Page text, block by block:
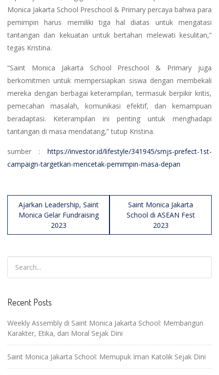
Monica Jakarta School Preschool & Primary percaya bahwa para
pemimpin harus memiliki tiga hal diatas untuk mengatasi
tantangan dan kekuatan untuk bertahan melewati kesulitan,”
tegas Kristina.
“Saint Monica Jakarta School Preschool & Primary juga
berkomitmen untuk mempersiapkan siswa dengan membekali
mereka dengan berbagai keterampilan, termasuk berpikir kritis,
pemecahan masalah, komunikasi efektif, dan kemampuan
beradaptasi. Keterampilan ini penting untuk menghadapi
tantangan di masa mendatang,” tutup Kristina.
sumber : https://investor.id/lifestyle/341945/smjs-prefect-1st-
campaign-targetkan-mencetak-pemimpin-masa-depan
Post
navigation
Ajarkan Leadership, Saint
Monica Gelar Fundraising
2023
Saint Monica Jakarta
School di ASEAN Fest
2023
Recent Posts
Weekly Assembly di Saint Monica Jakarta School: Membangun
Karakter, Etika, dan Moral Sejak Dini
Saint Monica Jakarta School: Memupuk Iman Katolik Sejak Dini